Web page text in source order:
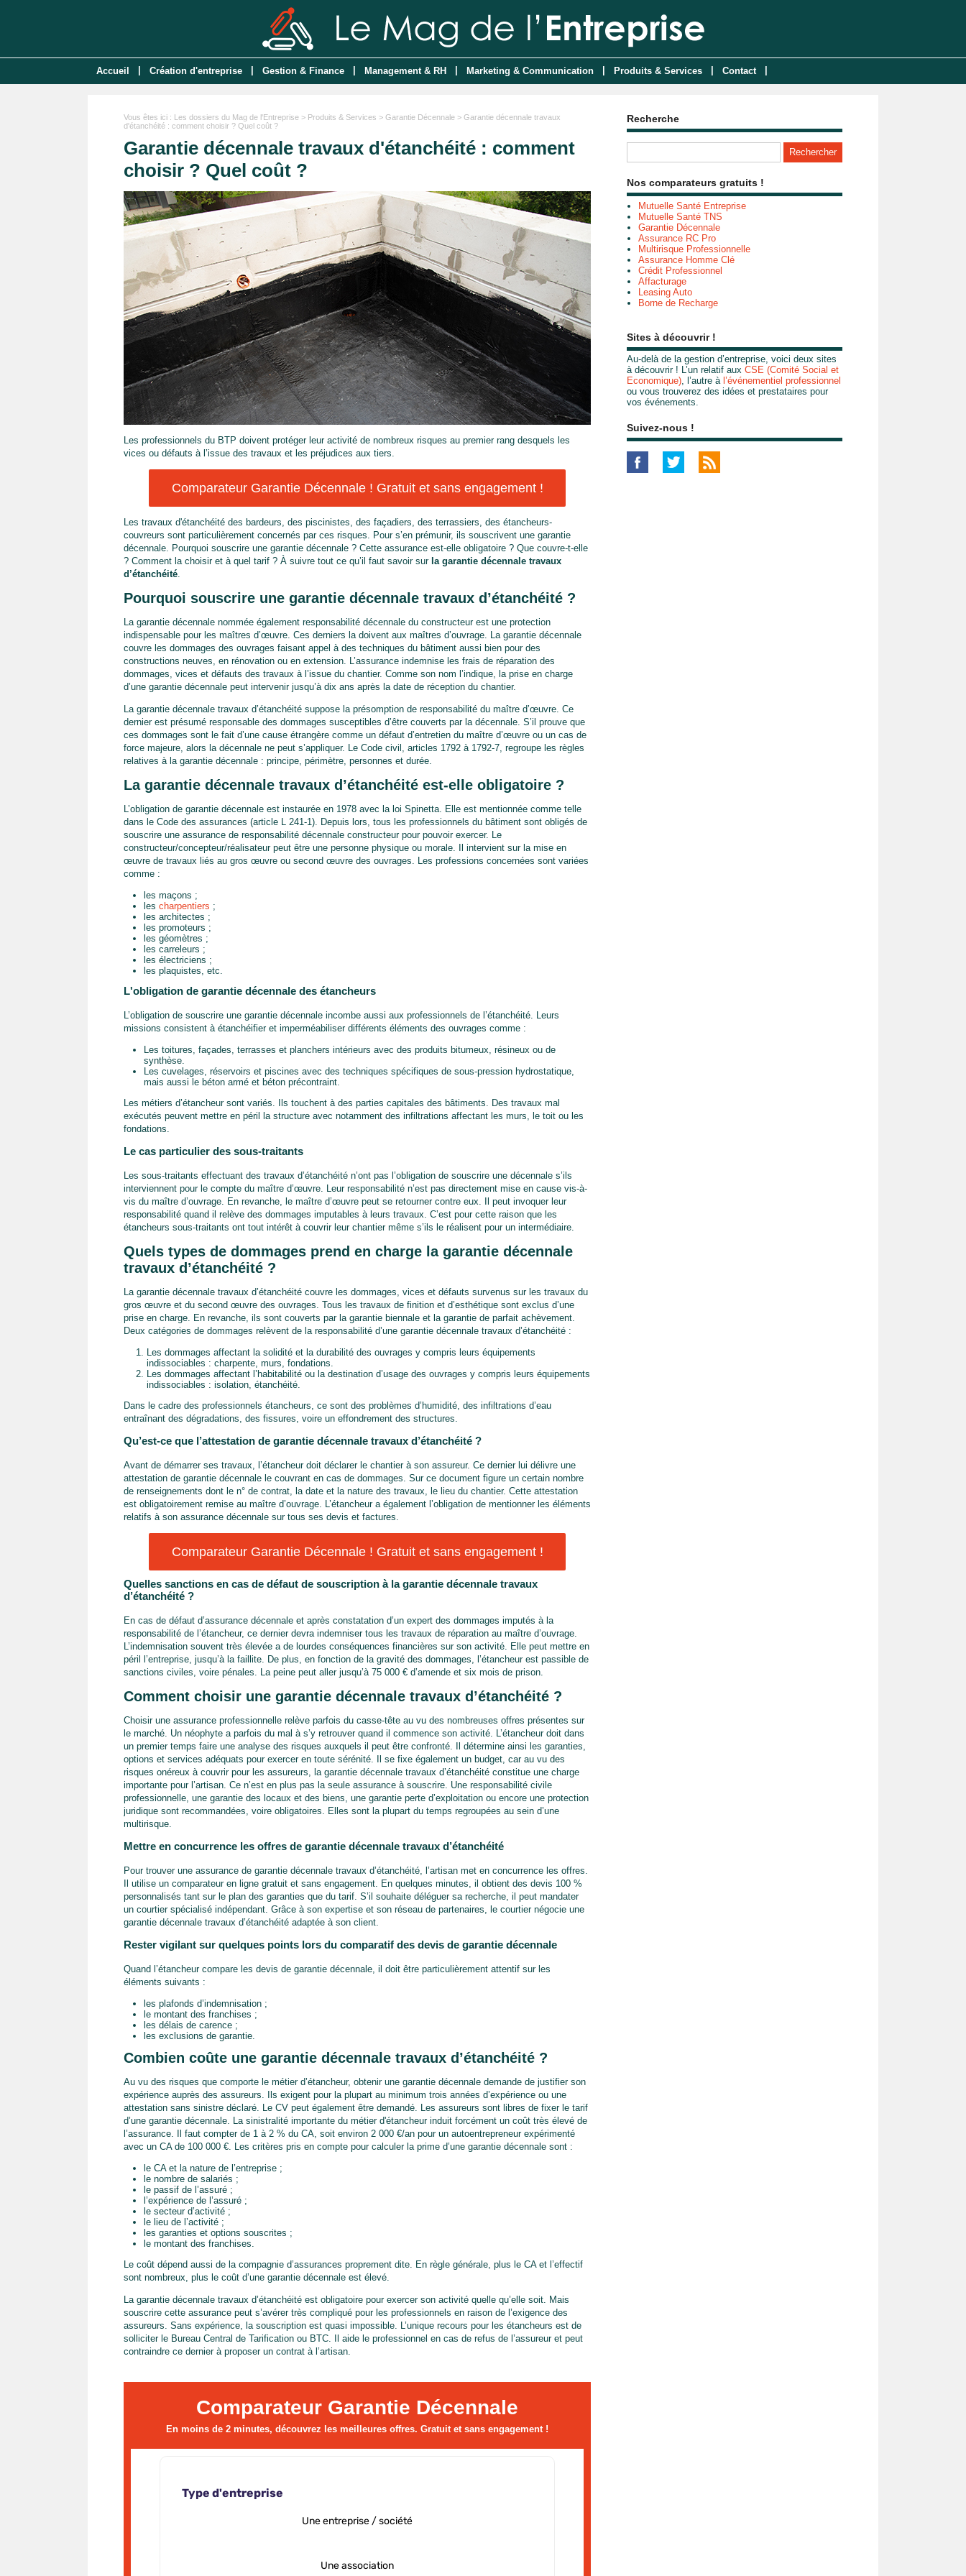
Accueil Création d'entreprise Gestion & Finance Management & RH Marketing & Communication Produits & Services Contact
Vous êtes ici : Les dossiers du Mag de l'Entreprise > Produits & Services > Garantie Décennale > Garantie décennale travaux
d'étanchéité : comment choisir ? Quel coût ?
Garantie décennale travaux d'étanchéité : comment
choisir ? Quel coût ?
Les professionnels du BTP doivent protéger leur activité de nombreux risques au premier rang desquels les
vices ou défauts à l’issue des travaux et les préjudices aux tiers.
Comparateur Garantie Décennale ! Gratuit et sans engagement !
Les travaux d'étanchéité des bardeurs, des piscinistes, des façadiers, des terrassiers, des étancheurs-
couvreurs sont particulièrement concernés par ces risques. Pour s’en prémunir, ils souscrivent une garantie
décennale. Pourquoi souscrire une garantie décennale ? Cette assurance est-elle obligatoire ? Que couvre-t-elle
? Comment la choisir et à quel tarif ? À suivre tout ce qu’il faut savoir sur la garantie décennale travaux
d’étanchéité.
Pourquoi souscrire une garantie décennale travaux d’étanchéité ?
La garantie décennale nommée également responsabilité décennale du constructeur est une protection
indispensable pour les maîtres d’œuvre. Ces derniers la doivent aux maîtres d’ouvrage. La garantie décennale
couvre les dommages des ouvrages faisant appel à des techniques du bâtiment aussi bien pour des
constructions neuves, en rénovation ou en extension. L’assurance indemnise les frais de réparation des
dommages, vices et défauts des travaux à l’issue du chantier. Comme son nom l’indique, la prise en charge
d’une garantie décennale peut intervenir jusqu’à dix ans après la date de réception du chantier.
La garantie décennale travaux d’étanchéité suppose la présomption de responsabilité du maître d’œuvre. Ce
dernier est présumé responsable des dommages susceptibles d’être couverts par la décennale. S’il prouve que
ces dommages sont le fait d’une cause étrangère comme un défaut d’entretien du maître d’œuvre ou un cas de
force majeure, alors la décennale ne peut s’appliquer. Le Code civil, articles 1792 à 1792-7, regroupe les règles
relatives à la garantie décennale : principe, périmètre, personnes et durée.
La garantie décennale travaux d’étanchéité est-elle obligatoire ?
L’obligation de garantie décennale est instaurée en 1978 avec la loi Spinetta. Elle est mentionnée comme telle
dans le Code des assurances (article L 241-1). Depuis lors, tous les professionnels du bâtiment sont obligés de
souscrire une assurance de responsabilité décennale constructeur pour pouvoir exercer. Le
constructeur/concepteur/réalisateur peut être une personne physique ou morale. Il intervient sur la mise en
œuvre de travaux liés au gros œuvre ou second œuvre des ouvrages. Les professions concernées sont variées
comme :
les maçons ;
les charpentiers ;
les architectes ;
les promoteurs ;
les géomètres ;
les carreleurs ;
les électriciens ;
les plaquistes, etc.
L'obligation de garantie décennale des étancheurs
L’obligation de souscrire une garantie décennale incombe aussi aux professionnels de l’étanchéité. Leurs
missions consistent à étanchéifier et imperméabiliser différents éléments des ouvrages comme :
Les toitures, façades, terrasses et planchers intérieurs avec des produits bitumeux, résineux ou de
synthèse.
Les cuvelages, réservoirs et piscines avec des techniques spécifiques de sous-pression hydrostatique,
mais aussi le béton armé et béton précontraint.
Les métiers d’étancheur sont variés. Ils touchent à des parties capitales des bâtiments. Des travaux mal
exécutés peuvent mettre en péril la structure avec notamment des infiltrations affectant les murs, le toit ou les
fondations.
Le cas particulier des sous-traitants
Les sous-traitants effectuant des travaux d’étanchéité n’ont pas l’obligation de souscrire une décennale s’ils
interviennent pour le compte du maître d’œuvre. Leur responsabilité n’est pas directement mise en cause vis-à-
vis du maître d’ouvrage. En revanche, le maître d’œuvre peut se retourner contre eux. Il peut invoquer leur
responsabilité quand il relève des dommages imputables à leurs travaux. C’est pour cette raison que les
étancheurs sous-traitants ont tout intérêt à couvrir leur chantier même s’ils le réalisent pour un intermédiaire.
Quels types de dommages prend en charge la garantie décennale
travaux d’étanchéité ?
La garantie décennale travaux d’étanchéité couvre les dommages, vices et défauts survenus sur les travaux du
gros œuvre et du second œuvre des ouvrages. Tous les travaux de finition et d’esthétique sont exclus d’une
prise en charge. En revanche, ils sont couverts par la garantie biennale et la garantie de parfait achèvement.
Deux catégories de dommages relèvent de la responsabilité d’une garantie décennale travaux d’étanchéité :
Les dommages affectant la solidité et la durabilité des ouvrages y compris leurs équipements
indissociables : charpente, murs, fondations.
Les dommages affectant l’habitabilité ou la destination d’usage des ouvrages y compris leurs équipements
indissociables : isolation, étanchéité.
Dans le cadre des professionnels étancheurs, ce sont des problèmes d’humidité, des infiltrations d’eau
entraînant des dégradations, des fissures, voire un effondrement des structures.
Qu’est-ce que l’attestation de garantie décennale travaux d’étanchéité ?
Avant de démarrer ses travaux, l’étancheur doit déclarer le chantier à son assureur. Ce dernier lui délivre une
attestation de garantie décennale le couvrant en cas de dommages. Sur ce document figure un certain nombre
de renseignements dont le n° de contrat, la date et la nature des travaux, le lieu du chantier. Cette attestation
est obligatoirement remise au maître d’ouvrage. L’étancheur a également l’obligation de mentionner les éléments
relatifs à son assurance décennale sur tous ses devis et factures.
Comparateur Garantie Décennale ! Gratuit et sans engagement !
Quelles sanctions en cas de défaut de souscription à la garantie décennale travaux
d’étanchéité ?
En cas de défaut d’assurance décennale et après constatation d’un expert des dommages imputés à la
responsabilité de l’étancheur, ce dernier devra indemniser tous les travaux de réparation au maître d’ouvrage.
L’indemnisation souvent très élevée a de lourdes conséquences financières sur son activité. Elle peut mettre en
péril l’entreprise, jusqu’à la faillite. De plus, en fonction de la gravité des dommages, l’étancheur est passible de
sanctions civiles, voire pénales. La peine peut aller jusqu’à 75 000 € d’amende et six mois de prison.
Comment choisir une garantie décennale travaux d’étanchéité ?
Choisir une assurance professionnelle relève parfois du casse-tête au vu des nombreuses offres présentes sur
le marché. Un néophyte a parfois du mal à s’y retrouver quand il commence son activité. L’étancheur doit dans
un premier temps faire une analyse des risques auxquels il peut être confronté. Il détermine ainsi les garanties,
options et services adéquats pour exercer en toute sérénité. Il se fixe également un budget, car au vu des
risques onéreux à couvrir pour les assureurs, la garantie décennale travaux d’étanchéité constitue une charge
importante pour l’artisan. Ce n’est en plus pas la seule assurance à souscrire. Une responsabilité civile
professionnelle, une garantie des locaux et des biens, une garantie perte d’exploitation ou encore une protection
juridique sont recommandées, voire obligatoires. Elles sont la plupart du temps regroupées au sein d’une
multirisque.
Mettre en concurrence les offres de garantie décennale travaux d’étanchéité
Pour trouver une assurance de garantie décennale travaux d’étanchéité, l’artisan met en concurrence les offres.
Il utilise un comparateur en ligne gratuit et sans engagement. En quelques minutes, il obtient des devis 100 %
personnalisés tant sur le plan des garanties que du tarif. S’il souhaite déléguer sa recherche, il peut mandater
un courtier spécialisé indépendant. Grâce à son expertise et son réseau de partenaires, le courtier négocie une
garantie décennale travaux d’étanchéité adaptée à son client.
Rester vigilant sur quelques points lors du comparatif des devis de garantie décennale
Quand l’étancheur compare les devis de garantie décennale, il doit être particulièrement attentif sur les
éléments suivants :
les plafonds d’indemnisation ;
le montant des franchises ;
les délais de carence ;
les exclusions de garantie.
Combien coûte une garantie décennale travaux d’étanchéité ?
Au vu des risques que comporte le métier d’étancheur, obtenir une garantie décennale demande de justifier son
expérience auprès des assureurs. Ils exigent pour la plupart au minimum trois années d’expérience ou une
attestation sans sinistre déclaré. Le CV peut également être demandé. Les assureurs sont libres de fixer le tarif
d’une garantie décennale. La sinistralité importante du métier d'étancheur induit forcément un coût très élevé de
l’assurance. Il faut compter de 1 à 2 % du CA, soit environ 2 000 €/an pour un autoentrepreneur expérimenté
avec un CA de 100 000 €. Les critères pris en compte pour calculer la prime d’une garantie décennale sont :
le CA et la nature de l’entreprise ;
le nombre de salariés ;
le passif de l’assuré ;
l’expérience de l’assuré ;
le secteur d’activité ;
le lieu de l’activité ;
les garanties et options souscrites ;
le montant des franchises.
Le coût dépend aussi de la compagnie d’assurances proprement dite. En règle générale, plus le CA et l’effectif
sont nombreux, plus le coût d’une garantie décennale est élevé.
La garantie décennale travaux d’étanchéité est obligatoire pour exercer son activité quelle qu’elle soit. Mais
souscrire cette assurance peut s’avérer très compliqué pour les professionnels en raison de l’exigence des
assureurs. Sans expérience, la souscription est quasi impossible. L’unique recours pour les étancheurs est de
solliciter le Bureau Central de Tarification ou BTC. Il aide le professionnel en cas de refus de l’assureur et peut
contraindre ce dernier à proposer un contrat à l’artisan.
Comparateur Garantie Décennale
En moins de 2 minutes, découvrez les meilleures offres. Gratuit et sans engagement !
Recherche
Nos comparateurs gratuits !
Mutuelle Santé Entreprise
Mutuelle Santé TNS
Garantie Décennale
Assurance RC Pro
Multirisque Professionnelle
Assurance Homme Clé
Crédit Professionnel
Affacturage
Leasing Auto
Borne de Recharge
Sites à découvrir !
Au-delà de la gestion d’entreprise, voici deux sites
à découvrir ! L’un relatif aux CSE (Comité Social et
Economique), l’autre à l’événementiel professionnel
ou vous trouverez des idées et prestataires pour
vos événements.
Suivez-nous !